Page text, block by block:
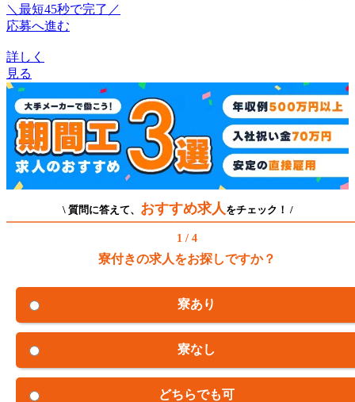
＼最短45秒で完了／
応募へ進む
詳しく
見る
\ 質問に答えて、 おすすめ求人 をチェック！ /
1 / 4
寮付きの求人をお探しですか？
寮あり
寮なし
どちらでも可